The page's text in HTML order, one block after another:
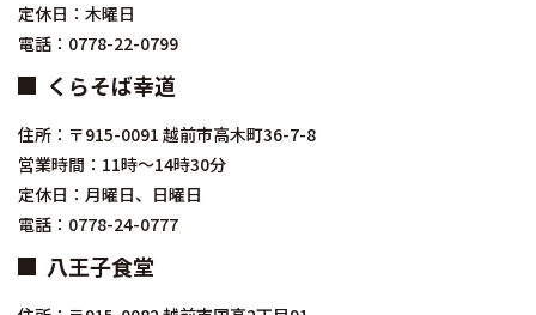
定休日：木曜日
電話：0778-22-0799
くらそば幸道
住所：〒915-0091 越前市高木町36-7-8
営業時間：11時～14時30分
定休日：月曜日、日曜日
電話：0778-24-0777
八王子食堂